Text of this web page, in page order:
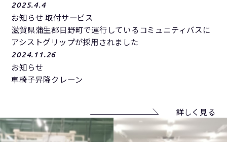
2025.4.4
お知らせ 取付サービス
滋賀県蒲生郡日野町で運行しているコミュニティバスに
アシストグリップが採用されました
2024.11.26
お知らせ
車椅子昇降クレーン
詳しく見る